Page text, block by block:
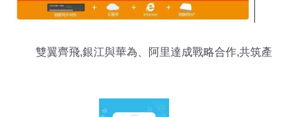
雙翼齊飛,銀江與華為、阿里達成戰略合作,共筑產